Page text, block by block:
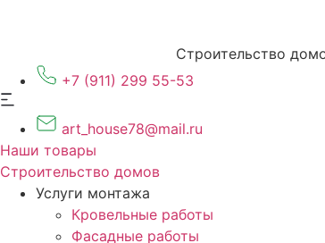
Строительство
+7 (911) 299 55-53
art_house78@mail.ru
Наши товары
Строительство домов
Услуги монтажа
Кровельные работы
Фасадные работы